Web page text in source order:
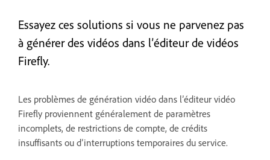
Essayez ces solutions si vous ne parvenez pas
à générer des vidéos dans l’éditeur de vidéos
Firefly.
Les problèmes de génération vidéo dans l’éditeur vidéo
Firefly proviennent généralement de paramètres
incomplets, de restrictions de compte, de crédits
insuffisants ou d’interruptions temporaires du service.